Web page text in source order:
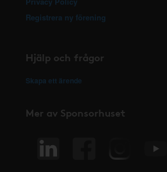
Registrera ny förening
Hjälp och frågor
Skapa ett ärende
Mer av Sponsorhuset